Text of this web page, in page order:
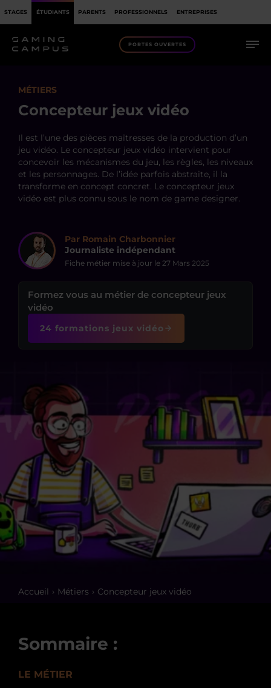
STAGES ÉTUDIANTS PARENTS PROFESSIONNELS ENTREPRISES
PORTES OUVERTES
MÉTIERS
Concepteur jeux vidéo
Il est l’une des pièces maîtresses de la production d’un
jeu vidéo. Le concepteur jeux vidéo intervient pour
concevoir les mécanismes du jeu, les règles, les niveaux
et les personnages. De l’idée parfois abstraite, il la
transforme en concept concret. Le concepteur jeux
vidéo est plus connu sous le nom de game designer.
Par Romain Charbonnier
Journaliste indépendant
Fiche métier mise à jour le 27 Mars 2025
Formez vous au métier de concepteur jeux
vidéo
24 formations jeux vidéo
Accueil Métiers Concepteur jeux vidéo
Sommaire :
LE MÉTIER